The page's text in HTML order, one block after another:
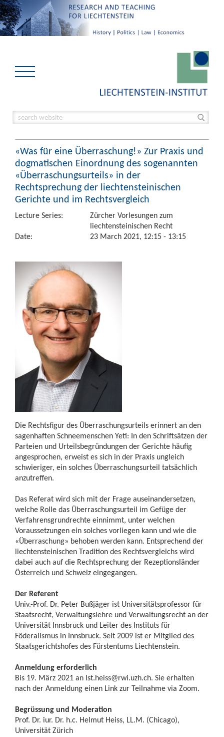
«Was für eine Überraschung!» Zur Praxis und
dogmatischen Einordnung des sogenannten
«Überraschungsurteils» in der
Rechtsprechung der liechtensteinischen
Gerichte und im Rechtsvergleich
Lecture Series:
Zürcher Vorlesungen zum
liechtensteinischen Recht
Date:
23 March 2021, 12:15 - 13:15
Die Rechtsfigur des Überraschungsurteils erinnert an den
sagenhaften Schneemenschen Yeti: In den Schriftsätzen der
Parteien und Urteilsbegründungen der Gerichte häufig
angesprochen, erweist es sich in der Praxis ungleich
schwieriger, ein solches Überraschungsurteil tatsächlich
anzutreffen.
Das Referat wird sich mit der Frage auseinandersetzen,
welche Rolle das Überraschungsurteil im Gefüge der
Verfahrensgrundrechte einnimmt, unter welchen
Voraussetzungen ein solches vorliegen kann und wie die
«Überraschung» behoben werden kann. Entsprechend der
liechtensteinischen Tradition des Rechtsvergleichs wird
dabei auch auf die Rechtsprechung der Rezeptionsländer
Österreich und Schweiz eingegangen.
Der Referent
Univ.-Prof. Dr. Peter Bußjäger ist Universitätsprofessor für
Staatsrecht, Verwaltungslehre und Verwaltungsrecht an der
Universität Innsbruck und Leiter des Instituts für
Föderalismus in Innsbruck. Seit 2009 ist er Mitglied des
Staatsgerichtshofes des Fürstentums Liechtenstein.
Anmeldung erforderlich
Bis 19. März 2021 an lst.heiss@rwi.uzh.ch. Sie erhalten
nach der Anmeldung einen Link zur Teilnahme via Zoom.
Begrüssung und Moderation
Prof. Dr. iur. Dr. h.c. Helmut Heiss, LL.M. (Chicago),
Universität Zürich